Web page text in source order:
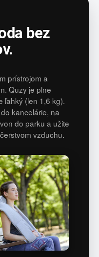
bez
prístrojom a
Quzy je plne
ľahký (len 1,6 kg).
kancelárie, na
do parku a užite
vzduchu.